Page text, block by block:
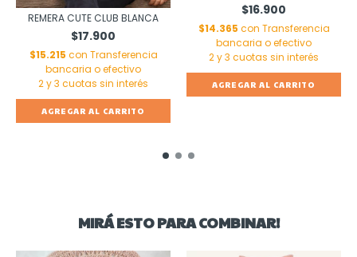
REMERA CUTE CLUB BLANCA
$17.900
$15.215 con Transferencia
bancaria o efectivo
AGREGAR AL CARRITO
$16.900
$14.365 con Transferencia
bancaria o efectivo
AGREGAR AL CARRITO
MIRÁ ESTO PARA COMBINAR!